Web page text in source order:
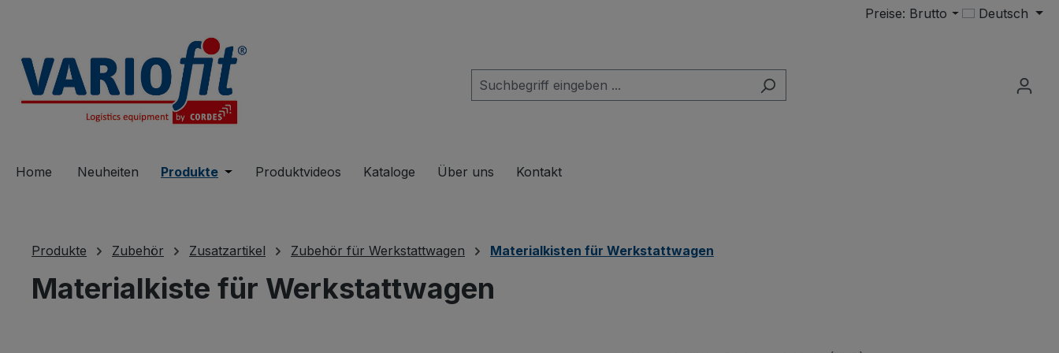
Preise: Brutto Deutsch
Home Neuheiten Produkte Öffne oder Schließe das Dropdown der Kategorie Produkte
Produktvideos Kataloge Über uns Kontakt
Produkte Zubehör Zusatzartikel Zubehör für Werkstattwagen Materialkisten für Werkstattwagen
Materialkiste für Werkstattwagen